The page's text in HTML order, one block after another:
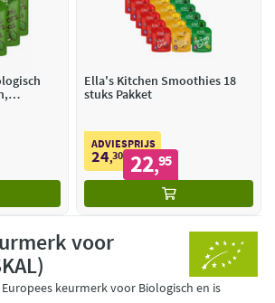
Ella's Kitchen Smoothies 18
stuks Pakket
ADVIESPRIJS
24,30 22,95
voor
keurmerk voor Biologisch en is